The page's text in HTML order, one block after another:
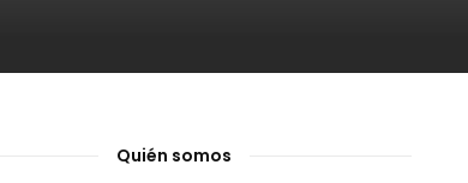
Quién somos